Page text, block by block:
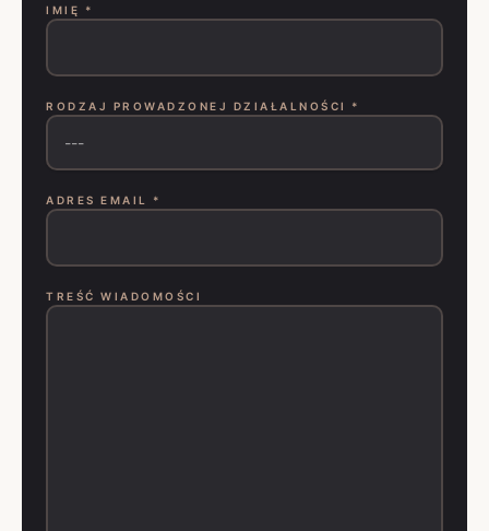
IMIĘ *
RODZAJ PROWADZONEJ DZIAŁALNOŚCI *
ADRES EMAIL *
TREŚĆ WIADOMOŚCI